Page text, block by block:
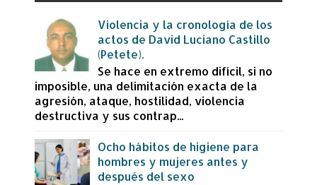
Violencia y la cronología de los
actos de David Luciano Castillo
(Petete).
Se hace en extremo difícil, si no
imposible, una delimitación exacta de la
agresión, ataque, hostilidad, violencia
destructiva y sus contrap...
Ocho hábitos de higiene para
hombres y mujeres antes y
después del sexo